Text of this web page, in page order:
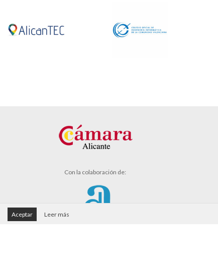
Con la colaboración de:
Aceptar Leer más